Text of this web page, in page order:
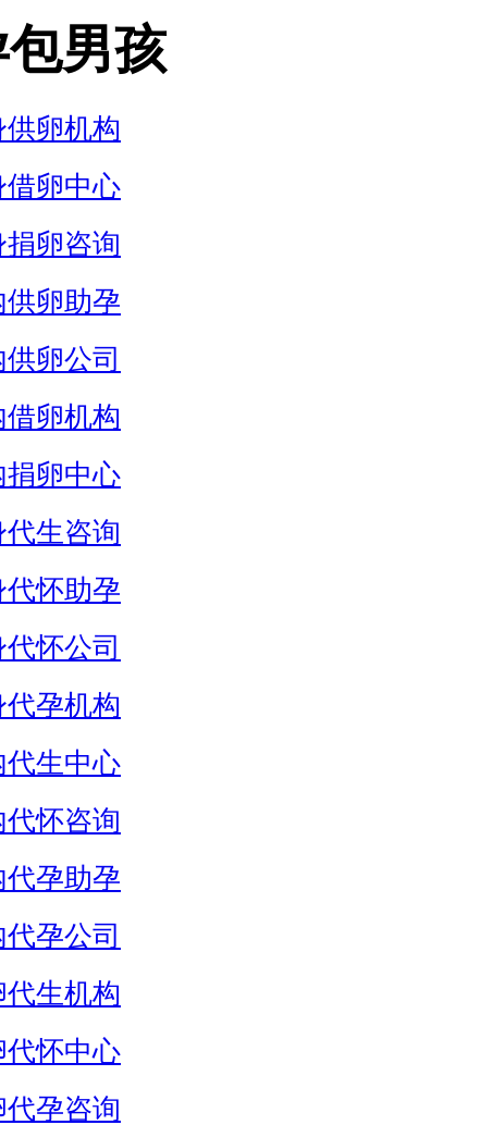
男孩
供卵机构
借卵中心
捐卵咨询
供卵助孕
供卵公司
借卵机构
捐卵中心
代生咨询
代怀助孕
怀公司
代孕机构
代生中心
代怀咨询
代孕助孕
代孕公司
代生机构
代怀中心
代孕咨询